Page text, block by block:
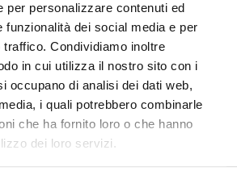
per personalizzare contenuti ed
funzionalità dei social media e per
Condividiamo inoltre
in cui utilizza il nostro sito con i
occupano di analisi dei dati web,
i quali potrebbero combinarle
che ha fornito loro o che hanno
dei loro servizi.